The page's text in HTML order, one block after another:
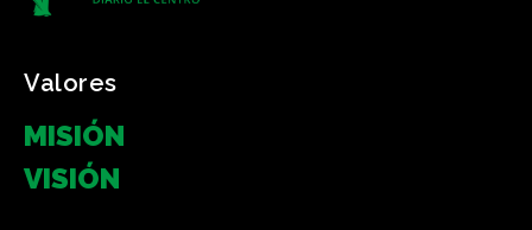
Valores
MISIÓN
VISIÓN